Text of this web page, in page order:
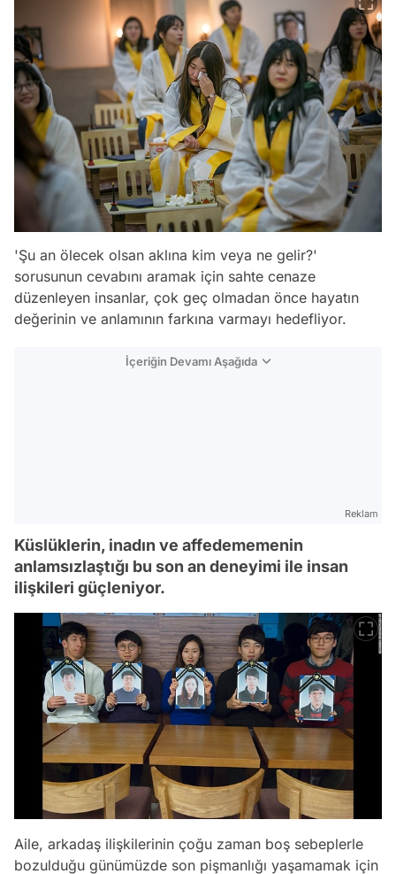
'Şu an ölecek olsan aklına kim veya ne gelir?'
sorusunun cevabını aramak için sahte cenaze
düzenleyen insanlar, çok geç olmadan önce hayatın
değerinin ve anlamının farkına varmayı hedefliyor.
İçeriğin Devamı Aşağıda
Reklam
Küslüklerin, inadın ve affedememenin
anlamsızlaştığı bu son an deneyimi ile insan
ilişkileri güçleniyor.
Aile, arkadaş ilişkilerinin çoğu zaman boş sebeplerle
bozulduğu günümüzde son pişmanlığı yaşamamak için